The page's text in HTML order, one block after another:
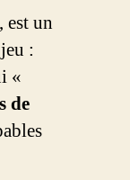
d’Unilever)
est un
:
«
de